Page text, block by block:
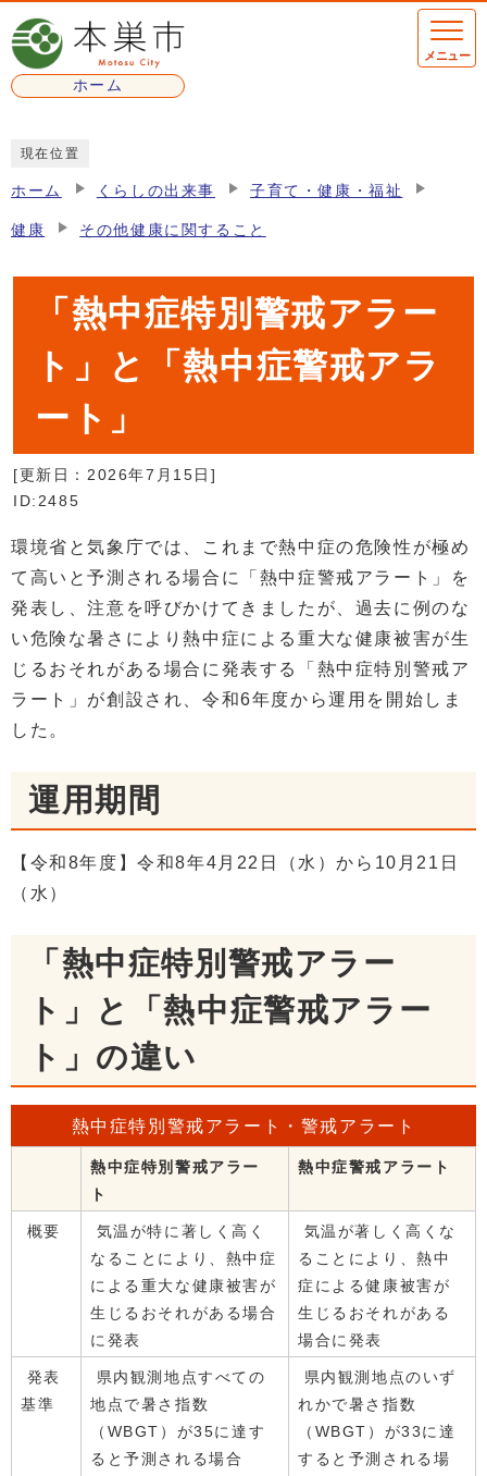
ページの先頭です
ホーム
メニュー
現在位置
ホーム くらしの出来事 子育て・健康・福祉
健康 その他健康に関すること
「熱中症特別警戒アラー
ト」と「熱中症警戒アラ
ート」
[更新日： 2026年7月15日 ]
ID:2485
環境省と気象庁では、これまで熱中症の危険性が極め
て高いと予測される場合に「熱中症警戒アラート」を
発表し、注意を呼びかけてきましたが、過去に例のな
い危険な暑さにより熱中症による重大な健康被害が生
じるおそれがある場合に発表する「熱中症特別警戒ア
ラート」が創設され、令和6年度から運用を開始しま
した。
運用期間
【令和8年度】令和8年4月22日（水）から10月21日
（水）
「熱中症特別警戒アラー
ト」と「熱中症警戒アラー
ト」の違い
熱中症特別警戒アラート・警戒アラート
熱中症特別警戒アラー
ト
熱中症警戒アラート
概要
気温が特に著しく高く
なることにより、熱中症
による重大な健康被害が
生じるおそれがある場合
に発表
気温が著しく高くな
ることにより、熱中
症による健康被害が
生じるおそれがある
場合に発表
発表
基準
県内観測地点すべての
地点で暑さ指数
（WBGT）が35に達す
ると予測される場合
県内観測地点のいず
れかで暑さ指数
（WBGT）が33に達
すると予測される場